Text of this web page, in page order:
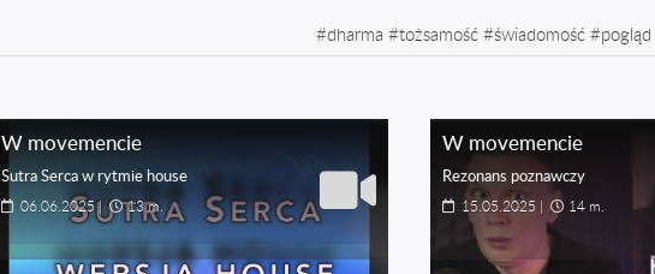
#dharma #tożsamość #świadomość #pogląd
W movemencie
Sutra Serca w rytmie house
06.06.2025 | 13 m.
W movemencie
Rezonans poznawczy
15.05.2025 | 14 m.